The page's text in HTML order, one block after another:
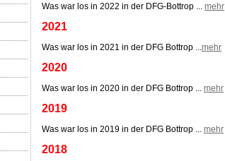
Was war los in 2022 in der DFG-Bottrop ... mehr
2021
Was war los in 2021 in der DFG Bottrop ...mehr
2020
Was war los in 2020 in der DFG Bottrop ... mehr
2019
Was war los in 2019 in der DFG Bottrop ... mehr
2018